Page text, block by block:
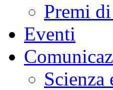
Premi
Eventi
Scienza